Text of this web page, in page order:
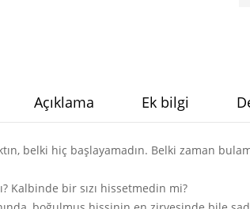
Açıklama Ek bilgi
belki hiç başlayamadın. Belki zaman
Kalbinde bir sızı hissetmedin mi?